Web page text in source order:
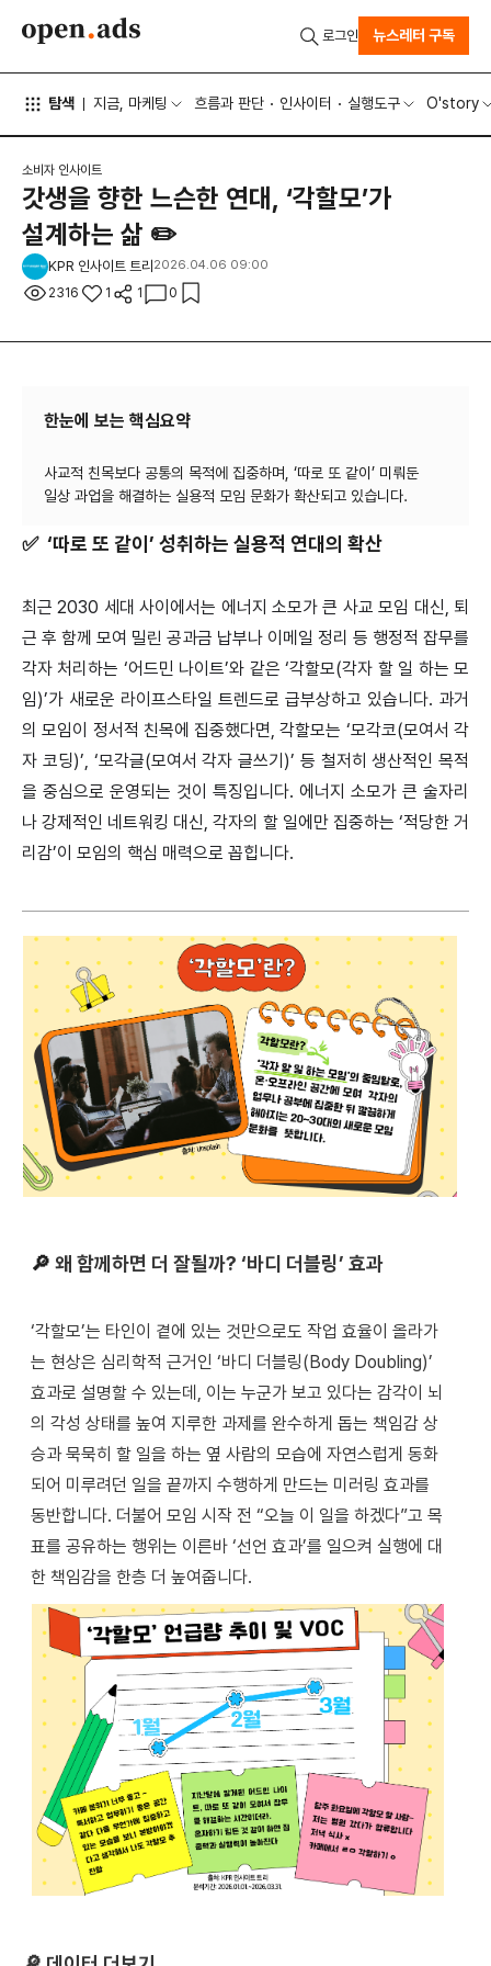
탐색 지금, 마케팅 흐름과 판단 인사이터 실행도구 O'story
로그인 뉴스레터 구독
소비자 인사이트
갓생을 향한 느슨한 연대, ‘각할모’가
설계하는 삶 ✏️
KPR 인사이트 트리 2026.04.06 09:00
2316 1 1 0
한눈에 보는 핵심요약
사교적 친목보다 공통의 목적에 집중하며, ‘따로 또 같이’ 미뤄둔
✅ ‘따로 또 같이’ 성취하는 실용적 연대의 확산
최근 2030 세대 사이에서는 에너지 소모가 큰 사교 모임 대신, 퇴
근 후 함께 모여 밀린 공과금 납부나 이메일 정리 등 행정적 잡무를
각자 처리하는 ‘어드민 나이트’와 같은 ‘각할모(각자 할 일 하는 모
임)’가 새로운 라이프스타일 트렌드로 급부상하고 있습니다. 과거
의 모임이 정서적 친목에 집중했다면, 각할모는 ‘모각코(모여서 각
자 코딩)’, ‘모각글(모여서 각자 글쓰기)’ 등 철저히 생산적인 목적
을 중심으로 운영되는 것이 특징입니다. 에너지 소모가 큰 술자리
나 강제적인 네트워킹 대신, 각자의 할 일에만 집중하는 ‘적당한 거
리감’이 모임의 핵심 매력으로 꼽힙니다.
🔎 왜 함께하면 더 잘될까? ‘바디 더블링’ 효과
‘각할모’는 타인이 곁에 있는 것만으로도 작업 효율이 올라가
는 현상은 심리학적 근거인 ‘바디 더블링(Body Doubling)’
효과로 설명할 수 있는데, 이는 누군가 보고 있다는 감각이 뇌
의 각성 상태를 높여 지루한 과제를 완수하게 돕는 책임감 상
승과 묵묵히 할 일을 하는 옆 사람의 모습에 자연스럽게 동화
되어 미루려던 일을 끝까지 수행하게 만드는 미러링 효과를
동반합니다. 더불어 모임 시작 전 “오늘 이 일을 하겠다”고 목
표를 공유하는 행위는 이른바 ‘선언 효과’를 일으켜 실행에 대
한 책임감을 한층 더 높여줍니다.